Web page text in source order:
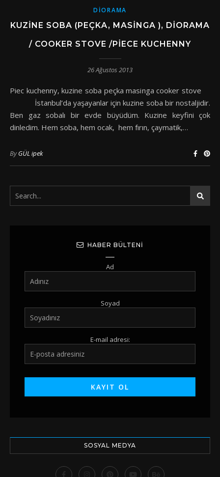
DIORAMA
KUZINE SOBA (PEÇKA, MASINGA ), DIORAMA
/ COOKER STOVE /PIECE KUCHENNY
26 Ağustos 2013
Piec kuchenny, kuzine soba peçka masinga cooker stove
İstanbul’da yaşayanlar için kuzine soba bir nostaljidir.
Ben gaz sobalı bir evde büyüdüm. Kuzine keyfini çok
dinledim. Hem soba, hem ocak, hem fırın, çaymatik,…
ByGÜL ipek
HABER BÜLTENI
Ad
Soyad
E-mail adresi:
SOSYAL MEDYA